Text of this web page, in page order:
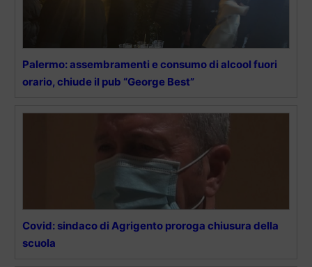
Palermo: assembramenti e consumo di alcool fuori
orario, chiude il pub “George Best”
Covid: sindaco di Agrigento proroga chiusura della
scuola